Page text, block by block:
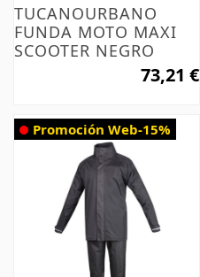
TUCANOURBANO
FUNDA MOTO MAXI
SCOOTER NEGRO
73,21 €
Promoción Web-15%